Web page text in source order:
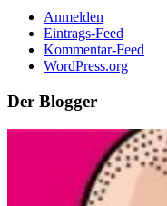
Anmelden
Eintrags-Feed
Kommentar-Feed
WordPress.org
Der Blogger